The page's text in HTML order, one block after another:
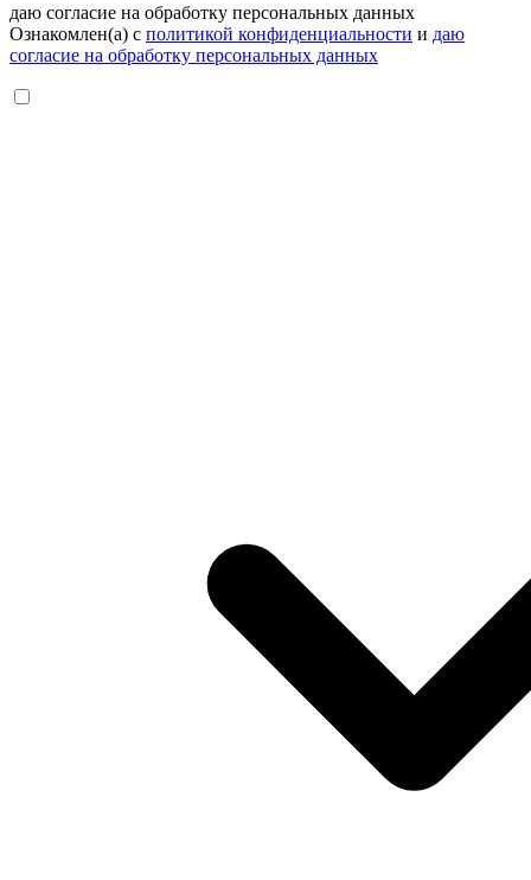
даю согласие на обработку персональных данных
Ознакомлен(а) с политикой конфиденциальности и даю
согласие на обработку персональных данных